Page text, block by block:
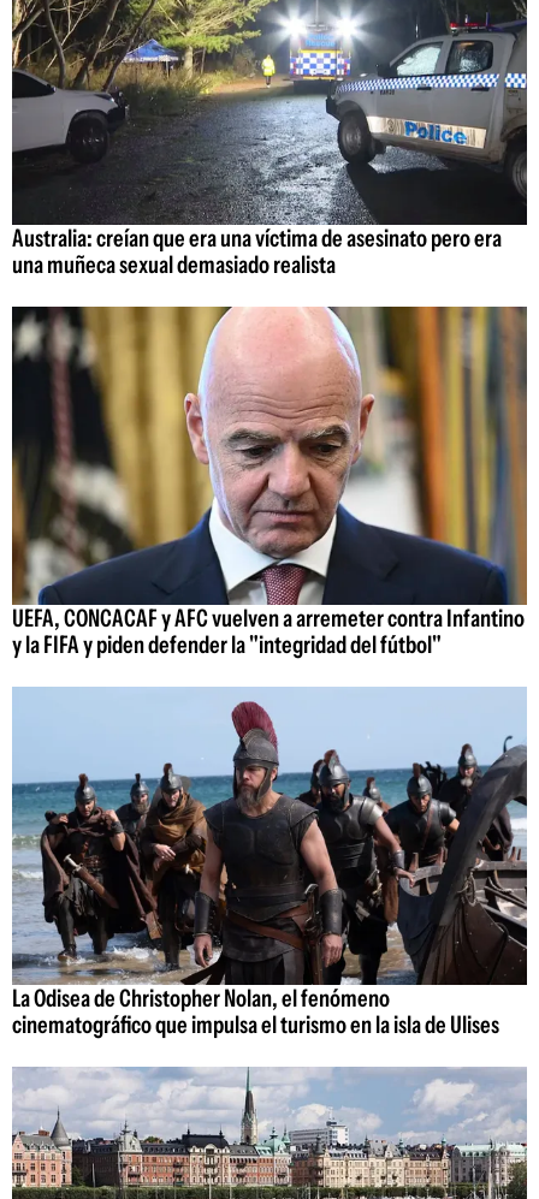
Australia: creían que era una víctima de asesinato pero era
una muñeca sexual demasiado realista
UEFA, CONCACAF y AFC vuelven a arremeter contra Infantino
y la FIFA y piden defender la "integridad del fútbol"
La Odisea de Christopher Nolan, el fenómeno
cinematográfico que impulsa el turismo en la isla de Ulises